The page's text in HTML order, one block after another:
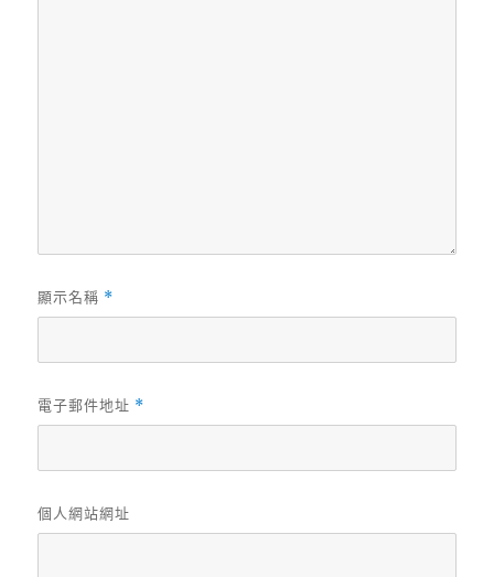
顯示名稱 *
電子郵件地址 *
個人網站網址